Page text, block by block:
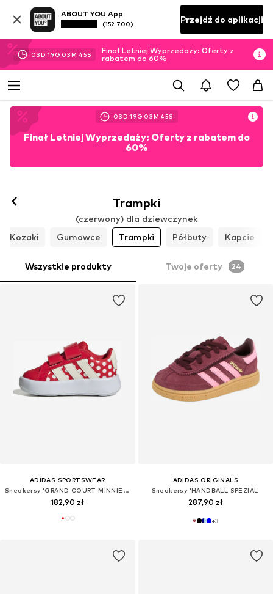
ABOUT YOU App
(152 700) Przejdź do aplikacji
03D 19G 03M 44S
Finał Letniej Wyprzedaży: Oferty z
rabatem do 60%
03D 19G 03M 44S
Finał Letniej Wyprzedaży: Oferty z rabatem do
60%
Trampki
(czerwony) dla dziewczynek
Kozaki
Gumowce Trampki Półbuty Kapcie
Wszystkie produkty Twoje oferty 24
ADIDAS SPORTSWEAR
Sneakersy 'GRAND COURT MINNIE CF I'
182,90 zł
ADIDAS ORIGINALS
Sneakersy 'HANDBALL SPEZIAL'
287,90 zł
+3